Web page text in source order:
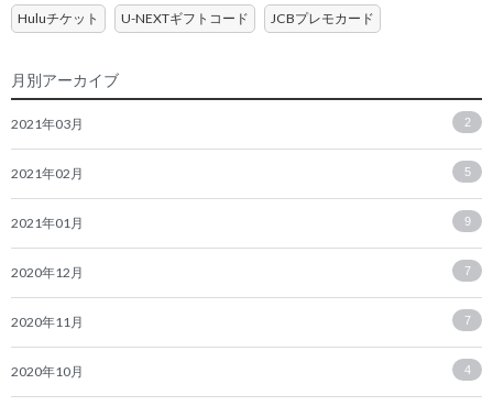
Huluチケット U-NEXTギフトコード JCBプレモカード
月別アーカイブ
2021年03月 2
2021年02月 5
2021年01月 9
2020年12月 7
2020年11月 7
2020年10月 4